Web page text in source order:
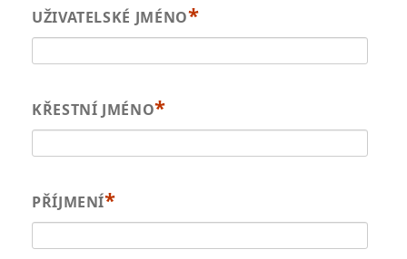
UŽIVATELSKÉ JMÉNO*
KŘESTNÍ JMÉNO*
PŘÍJMENÍ*